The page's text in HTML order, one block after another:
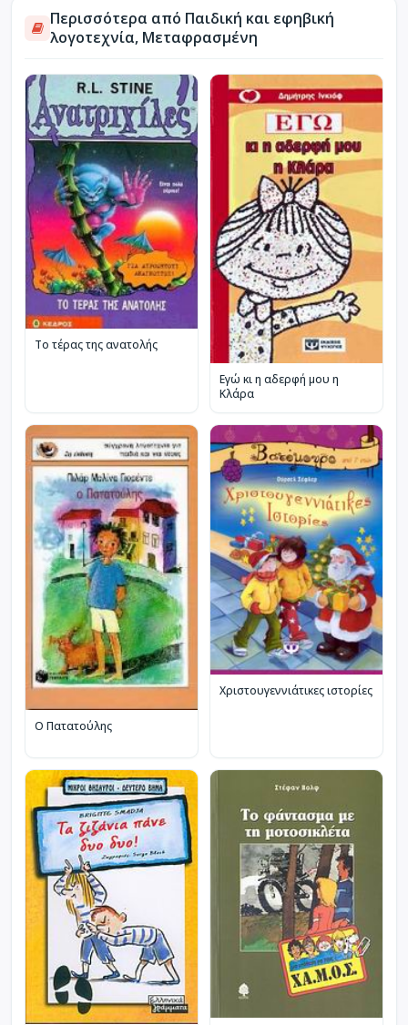
Περισσότερα από Παιδική και εφηβική
λογοτεχνία, Μεταφρασμένη
Το τέρας της ανατολής
Εγώ κι η αδερφή μου η
Κλάρα
Ο Πατατούλης
Χριστουγεννιάτικες ιστορίες